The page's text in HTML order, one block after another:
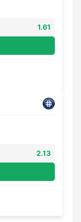
1.61
2.13